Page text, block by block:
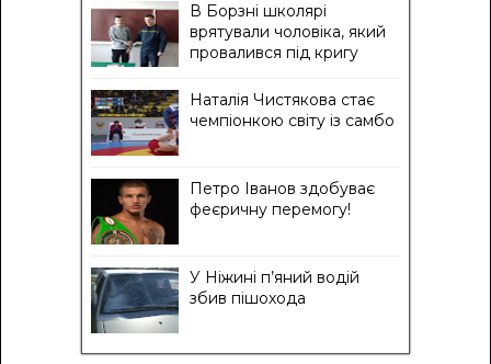
В Борзні школярі
врятували чоловіка, який
провалився під кригу
Наталія Чистякова стає
чемпіонкою світу із самбо
Петро Іванов здобуває
феєричну перемогу!
У Ніжині п’яний водій
збив пішохода